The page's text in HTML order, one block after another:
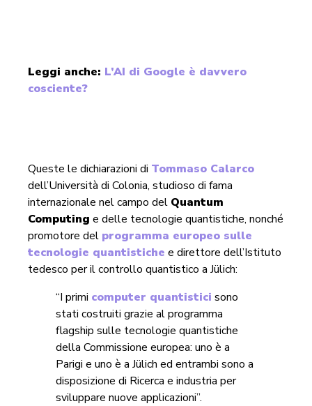
Leggi anche: L’AI di Google è davvero
cosciente?
Queste le dichiarazioni di Tommaso Calarco
dell’Università di Colonia, studioso di fama
internazionale nel campo del Quantum
Computing e delle tecnologie quantistiche, nonché
promotore del programma europeo sulle
tecnologie quantistiche e direttore dell’Istituto
tedesco per il controllo quantistico a Jülich:
“I primi computer quantistici sono
stati costruiti grazie al programma
flagship sulle tecnologie quantistiche
della Commissione europea: uno è a
Parigi e uno è a Jülich ed entrambi sono a
disposizione di Ricerca e industria per
sviluppare nuove applicazioni”.